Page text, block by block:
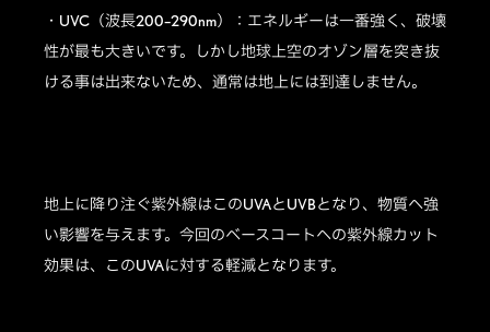
・UVC（波長200–290nm）：エネルギーは一番強く、破壊
性が最も大きいです。しかし地球上空のオゾン層を突き抜
ける事は出来ないため、通常は地上には到達しません。
地上に降り注ぐ紫外線はこのUVAとUVBとなり、物質へ強
い影響を与えます。今回のベースコートへの紫外線カット
効果は、このUVAに対する軽減となります。